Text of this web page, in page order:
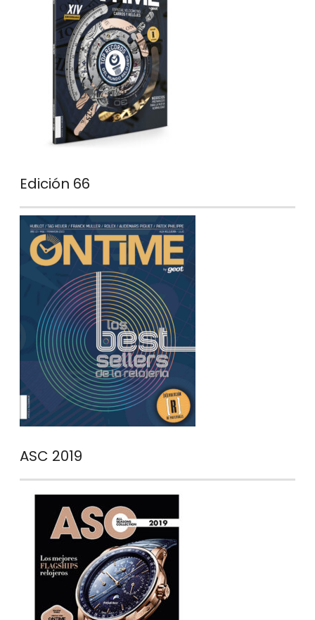
Edición 66
ASC 2019